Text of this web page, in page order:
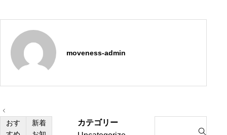
moveness-admin
投
稿
ナおす
新着
カテゴリー